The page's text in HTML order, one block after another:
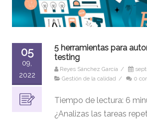
05
09,
2022
5 herramientas para
testing
Reyes Sánchez García /
Gestión de la calidad / 0
Tiempo de lectura: 6
¿Analizas las tareas